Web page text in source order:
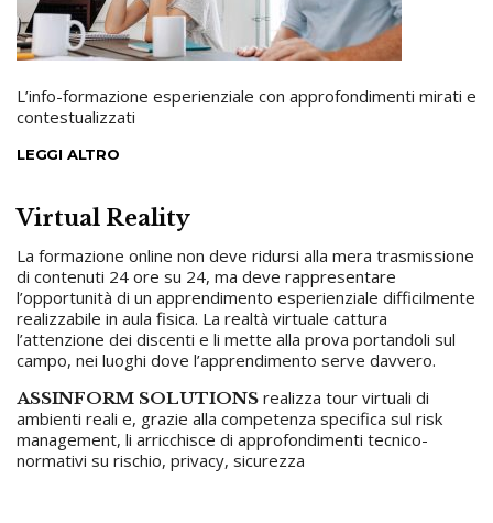
L’info-formazione esperienziale con approfondimenti mirati e
contestualizzati
LEGGI ALTRO
Virtual Reality
La formazione online non deve ridursi alla mera trasmissione
di contenuti 24 ore su 24, ma deve rappresentare
l’opportunità di un apprendimento esperienziale difficilmente
realizzabile in aula fisica. La realtà virtuale cattura
l’attenzione dei discenti e li mette alla prova portandoli sul
campo, nei luoghi dove l’apprendimento serve davvero.
ASSINFORM SOLUTIONS realizza tour virtuali di
ambienti reali e, grazie alla competenza specifica sul risk
management, li arricchisce di approfondimenti tecnico-
normativi su rischio, privacy, sicurezza